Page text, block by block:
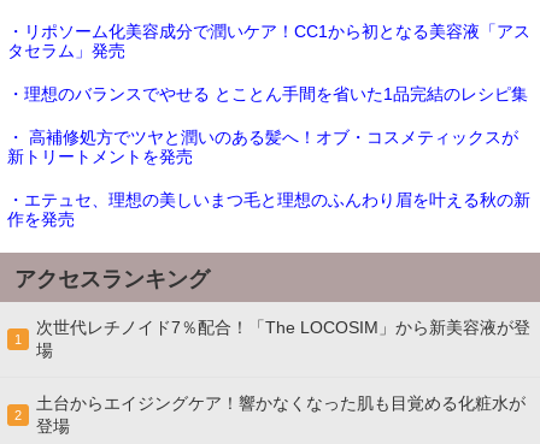
・リポソーム化美容成分で潤いケア！CC1から初となる美容液「アス
タセラム」発売
・理想のバランスでやせる とことん手間を省いた1品完結のレシピ集
・ 高補修処方でツヤと潤いのある髪へ！オブ・コスメティックスが
新トリートメントを発売
・エテュセ、理想の美しいまつ毛と理想のふんわり眉を叶える秋の新
作を発売
アクセスランキング
1
次世代レチノイド7％配合！「The LOCOSIM」から新美容液が登
場
2
土台からエイジングケア！響かなくなった肌も目覚める化粧水が
登場